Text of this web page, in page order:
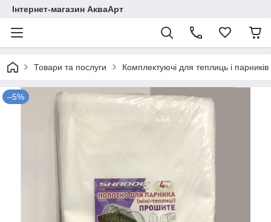
Інтернет-магазин АкваАрт
Товари та послуги Комплектуючі для теплиць і парників
–5%